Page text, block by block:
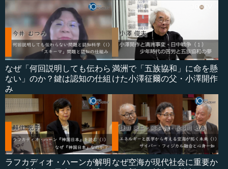
なぜ「何回説明しても伝わら
ない」のか？鍵は認知の仕組
み
満洲で「五族協和」に命を懸
けた小澤征爾の父・小澤開作
ラフカディオ・ハーンが解明 なぜ空海が現代社会に重要か